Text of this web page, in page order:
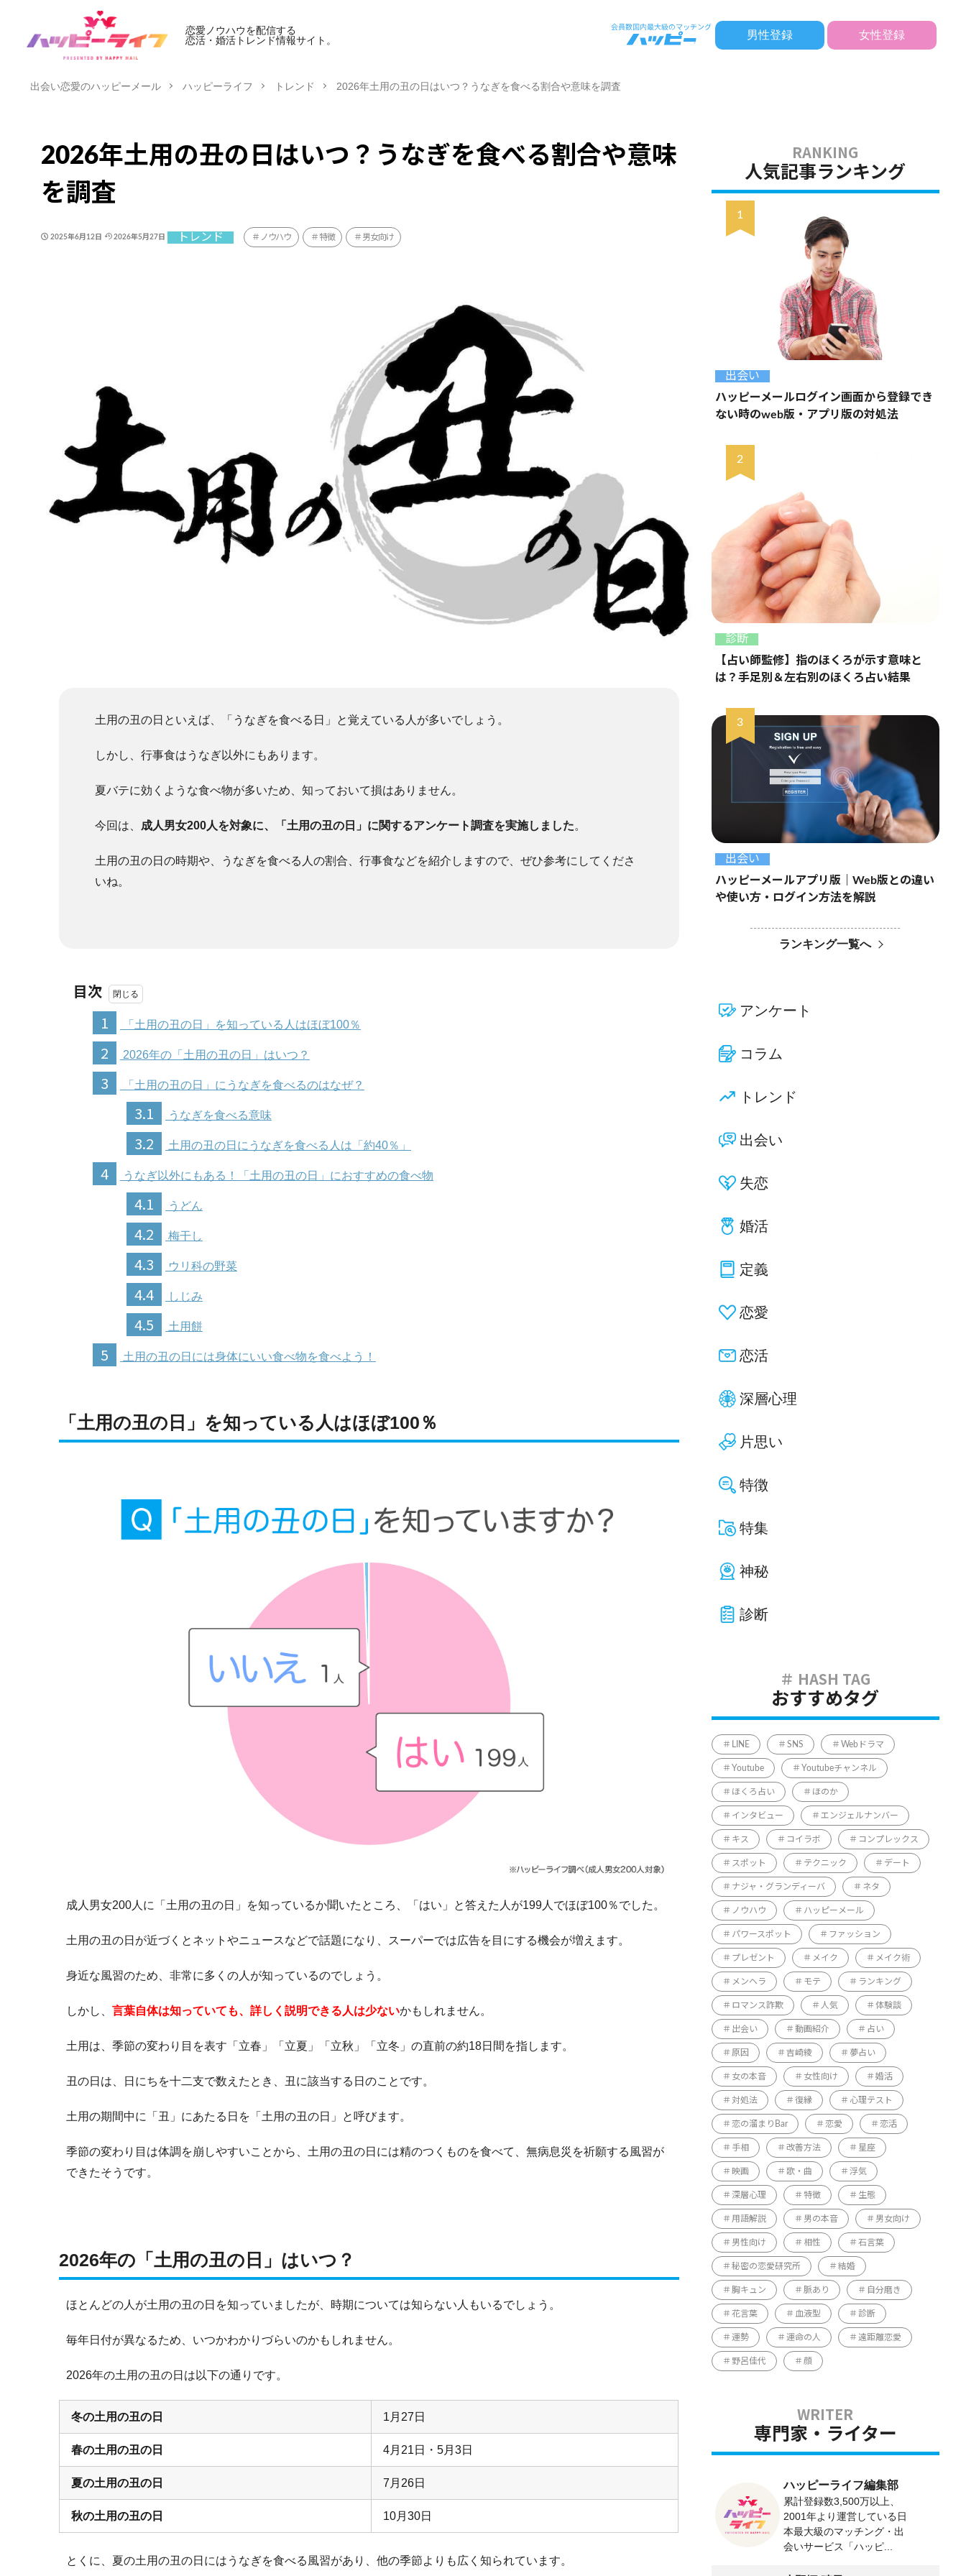
恋愛ノウハウを配信する
恋活・婚活トレンド情報サイト。
男性登録 女性登録
出会い恋愛のハッピーメール ハッピーライフ トレンド 2026年土用の丑の日はいつ？うなぎを食べる割合や意味を調査
2026年土用の丑の日はいつ？うなぎを食べる割合や意味
を調査
2025年6月12日 2026年5月27日 トレンド ノウハウ 特徴 男女向け
土用の丑の日といえば、「うなぎを食べる日」と覚えている人が多いでしょう。
しかし、行事食はうなぎ以外にもあります。
夏バテに効くような食べ物が多いため、知っておいて損はありません。
今回は、 成人男女200人を対象に、「土用の丑の日」に関するアンケート調査を実施しました。
土用の丑の日の時期や、うなぎを食べる人の割合、行事食などを紹介しますので、ぜひ参考にしてくださ
いね。
目次
1
「土用の丑の日」を知っている人はほぼ100％
2 2026年の「土用の丑の日」はいつ？
3 「土用の丑の日」にうなぎを食べるのはなぜ？
3.1 うなぎを食べる意味
3.2 土用の丑の日にうなぎを食べる人は「約40％」
4 うなぎ以外にもある！「土用の丑の日」におすすめの食べ物
4.1 うどん
4.2 梅干し
4.3 ウリ科の野菜
4.4 しじみ
4.5 土用餅
5 土用の丑の日には身体にいい食べ物を食べよう！
「土用の丑の日」を知っている人はほぼ100％
成人男女200人に「土用の丑の日」を知っているか聞いたところ、「はい」と答えた人が199人でほぼ100％でした。
土用の丑の日が近づくとネットやニュースなどで話題になり、スーパーでは広告を目にする機会が増えます。
身近な風習のため、非常に多くの人が知っているのでしょう。
しかし、 言葉自体は知っていても、詳しく説明できる人は少ないかもしれません。
土用は、季節の変わり目を表す「立春」「立夏」「立秋」「立冬」の直前の約18日間を指します。
丑の日は、日にちを十二支で数えたとき、丑に該当する日のことです。
土用の期間中に「丑」にあたる日を「土用の丑の日」と呼びます。
季節の変わり目は体調を崩しやすいことから、土用の丑の日には精のつくものを食べて、無病息災を祈願する風習が
できたそうです。
2026年の「土用の丑の日」はいつ？
ほとんどの人が土用の丑の日を知っていましたが、時期については知らない人もいるでしょう 。
毎年日付が異なるため、いつかわかりづらいのかもしれません。
2026年の土用の丑の日は以下の通りです。
冬の土用の丑の日 1月27日
春の土用の丑の日 4月21日・5月3日
夏の土用の丑の日 7月26日
秋の土用の丑の日 10月30日
とくに、夏の土用の丑の日にはうなぎを食べる風習があり、他の季節よりも広く知られています。
人気記事ランキング
出会い
ハッピーメールログイン画面から登録でき
ない時のweb版・アプリ版の対処法
診断
【占い師監修】指のほくろが示す意味と
は？手足別＆左右別のほくろ占い結果
出会い
ハッピーメールアプリ版｜Web版との違い
や使い方・ログイン方法を解説
ランキング一覧へ
アンケート
コラム
トレンド
出会い
失恋
婚活
定義
恋愛
恋活
深層心理
片思い
特徴
特集
神秘
診断
おすすめタグ
LINE SNS Webドラマ
Youtube Youtubeチャンネル
ほくろ占い ほのか
インタビュー エンジェルナンバー
キス コイラボ コンプレックス
スポット テクニック デート
ナジャ・グランディーバ ネタ
ノウハウ ハッピーメール
パワースポット ファッション
プレゼント メイク メイク術
メンヘラ モテ ランキング
ロマンス詐欺 人気 体験談
出会い 動画紹介 占い
原因 吉崎綾 夢占い
女の本音 女性向け 婚活
対処法 復縁 心理テスト
恋の溜まりBar 恋愛 恋活
手相 改善方法 星座
映画 歌・曲 浮気
深層心理 特徴 生態
用語解説 男の本音 男女向け
男性向け 相性 石言葉
秘密の恋愛研究所 結婚
胸キュン 脈あり 自分磨き
花言葉 血液型 診断
運勢 運命の人 遠距離恋愛
野呂佳代 顔
専門家・ライター
ハッピーライフ編集部
累計登録数3,500万以上、
2001年より運営している日
本最大級のマッチング・出
会いサービス「ハッピ...